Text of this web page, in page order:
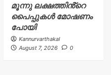
മൂന്നു ലക്ഷത്തിൻ്റെ
പൈപ്പുകൾ മോഷണം
പോയി
Kannurvarthakal
August 7, 2026
0